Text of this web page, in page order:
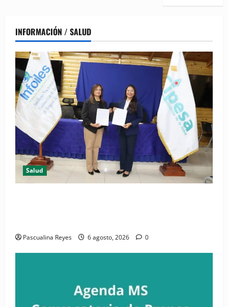
INFORMACIÓN / SALUD
Salud
Pascualina Reyes 6 agosto, 2026 0